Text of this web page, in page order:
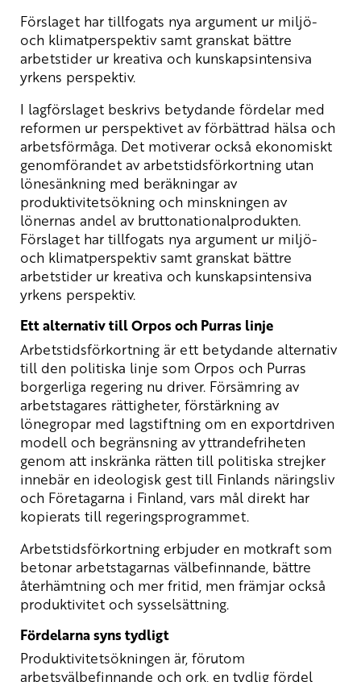
Förslaget har tillfogats nya argument ur miljö-
och klimatperspektiv samt granskat bättre
arbetstider ur kreativa och kunskapsintensiva
yrkens perspektiv.
I lagförslaget beskrivs betydande fördelar med
reformen ur perspektivet av förbättrad hälsa och
arbetsförmåga. Det motiverar också ekonomiskt
genomförandet av arbetstidsförkortning utan
lönesänkning med beräkningar av
produktivitetsökning och minskningen av
lönernas andel av bruttonationalprodukten.
Förslaget har tillfogats nya argument ur miljö-
och klimatperspektiv samt granskat bättre
arbetstider ur kreativa och kunskapsintensiva
yrkens perspektiv.
Ett alternativ till Orpos och Purras linje
Arbetstidsförkortning är ett betydande alternativ
till den politiska linje som Orpos och Purras
borgerliga regering nu driver. Försämring av
arbetstagares rättigheter, förstärkning av
lönegropar med lagstiftning om en exportdriven
modell och begränsning av yttrandefriheten
genom att inskränka rätten till politiska strejker
innebär en ideologisk gest till Finlands näringsliv
och Företagarna i Finland, vars mål direkt har
kopierats till regeringsprogrammet.
Arbetstidsförkortning erbjuder en motkraft som
betonar arbetstagarnas välbefinnande, bättre
återhämtning och mer fritid, men främjar också
produktivitet och sysselsättning.
Fördelarna syns tydligt
Produktivitetsökningen är, förutom
arbetsvälbefinnande och ork, en tydlig fördel